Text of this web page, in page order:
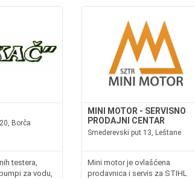
Borča
testera,
za vodu,
MINI MOTOR - SERVISNO
PRODAJNI CENTAR
Smederevski put 13, Leštane
Mini motor je ovlašćena
prodavnica i servis za STIHL